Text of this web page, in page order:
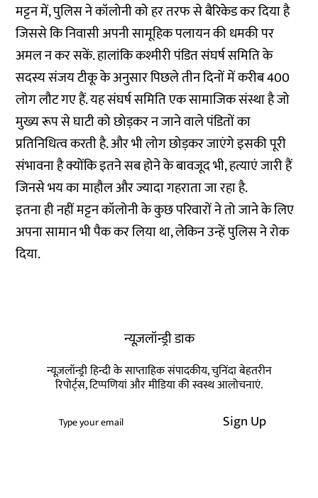
मट्टन में, पुलिस ने कॉलोनी को हर तरफ से बैरिकेड कर दिया है
जिससे कि निवासी अपनी सामूहिक पलायन की धमकी पर
अमल न कर सकें. हालांकि कश्मीरी पंडित संघर्ष समिति के
सदस्य संजय टीकू के अनुसार पिछले तीन दिनों में करीब 400
लोग लौट गए हैं. यह संघर्ष समिति एक सामाजिक संस्था है जो
मुख्य रूप से घाटी को छोड़कर न जाने वाले पंडितों का
प्रतिनिधित्व करती है. और भी लोग छोड़कर जाएंगे इसकी पूरी
संभावना है क्योंकि इतने सब होने के बावजूद भी, हत्याएं जारी हैं
जिनसे भय का माहौल और ज्यादा गहराता जा रहा है.
इतना ही नहीं मट्टन कॉलोनी के कुछ परिवारों ने तो जाने के लिए
अपना सामान भी पैक कर लिया था, लेकिन उन्हें पुलिस ने रोक
दिया.
न्यूज़लॉन्ड्री डाक
न्यूज़लॉन्ड्री हिन्दी के साप्ताहिक संपादकीय, चुनिंदा बेहतरीन
रिपोर्ट्स, टिप्पणियां और मीडिया की स्वस्थ आलोचनाएं.
Sign Up